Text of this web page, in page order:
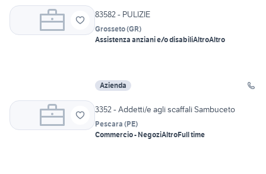
83582 - PULIZIE
Grosseto(GR)
Assistenza anziani e/o disabiliAltroAltro
Azienda
3352 - Addetti/e agli scaffali Sambuceto
Pescara (PE)
Commercio - NegoziAltroFull time